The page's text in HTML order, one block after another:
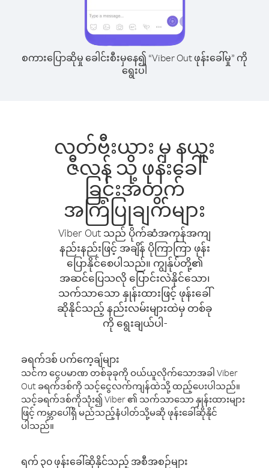
စကားပြောဆိုမှု ခေါင်းစီးမှနေ၍ “Viber Out ဖုန်းခေါ်မှု” ကို
ရွေးပါ
လတ်ဗီးယား မှ နယူး
ဇီလန် သို့ ဖုန်းခေါ်
ခြင်းအတွက်
အကြံပြုချက်များ
Viber Out သည် ပိုက်ဆံအကုန်အကျ
နည်းနည်းဖြင့် အချိန် ပိုကြာကြာ ဖုန်း
ပြောနိုင်စေပါသည်။ ကျွန်ုပ်တို့၏
အဆင်ပြေသလို ပြောင်းလဲနိုင်သော၊
သက်သာသော နှုန်းထားဖြင့် ဖုန်းခေါ်
ဆိုနိုင်သည့် နည်းလမ်းများထဲမှ တစ်ခု
ကို ရွေးချယ်ပါ-
ခရက်ဒစ် ပက်ကေ့ချ်များ
သင်က ငွေပမာဏ တစ်ခုခုကို ဝယ်ယူလိုက်သောအခါ Viber
Out ခရက်ဒစ်ကို သင့်ငွေလက်ကျန်ထဲသို့ ထည့်ပေးပါသည်။
သင့်ခရက်ဒစ်ကိုသုံး၍ Viber ၏ သက်သာသော နှုန်းထားများ
ဖြင့် ကမ္ဘာပေါ်ရှိ မည်သည့်နံပါတ်သို့မဆို ဖုန်းခေါ်ဆိုနိုင်
ပါသည်။
ရက် ၃၀ ဖုန်းခေါ်ဆိုနိုင်သည့် အစီအစဉ်များ